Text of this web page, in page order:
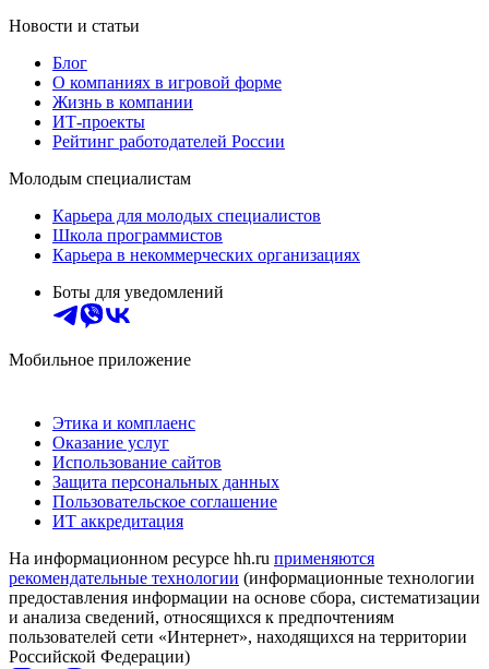
Новости и статьи
Блог
О компаниях в игровой форме
Жизнь в компании
ИТ-проекты
Рейтинг работодателей России
Молодым специалистам
Карьера для молодых специалистов
Школа программистов
Карьера в некоммерческих организациях
Боты для уведомлений
Мобильное приложение
Этика и комплаенс
Оказание услуг
Использование сайтов
Защита персональных данных
Пользовательское соглашение
ИТ аккредитация
На информационном ресурсе hh.ru применяются
рекомендательные технологии (информационные технологии
предоставления информации на основе сбора, систематизации
и анализа сведений, относящихся к предпочтениям
пользователей сети «Интернет», находящихся на территории
Российской Федерации)